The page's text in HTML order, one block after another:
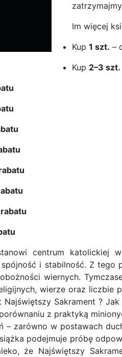
Im więcej
Kup 1 szt. –
Kup 2–3 szt.
centrum katolickiej
i stabilność. Z
wiernych.
wierze oraz liczbie
Najświętszy Sakrament?
z praktyką
– zarówno w postawach
podejmuje próbę
że Najświętszy